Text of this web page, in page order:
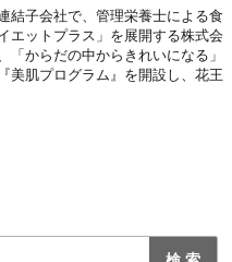
結子会社で、管理栄養士による食
エットプラス」を展開する株式会
「からだの中からきれいになる」
美肌プログラム』を開設し、花王